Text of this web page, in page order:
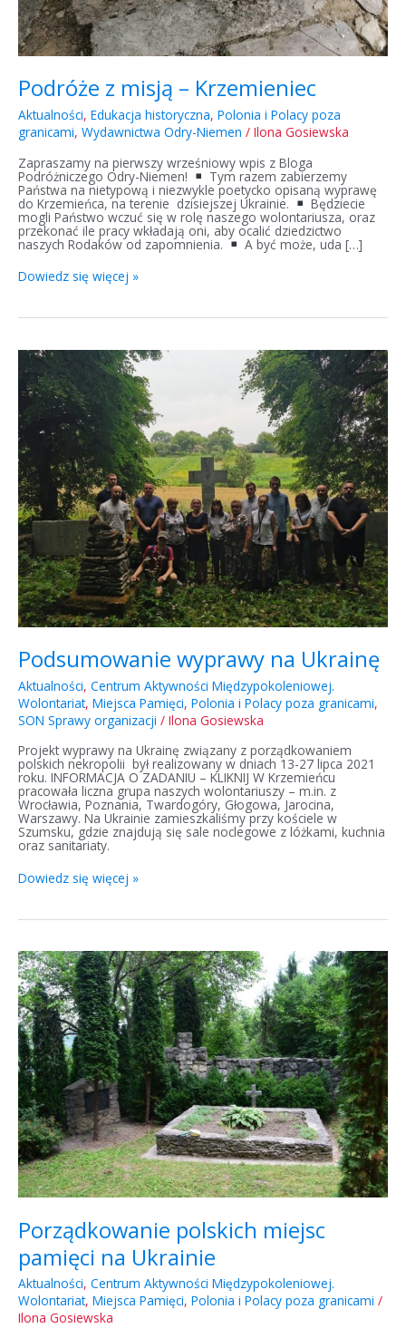
Podróże z misją – Krzemieniec
Aktualności, Edukacja historyczna, Polonia i Polacy poza
granicami, Wydawnictwa Odry-Niemen / Ilona Gosiewska
Zapraszamy na pierwszy wrześniowy wpis z Bloga
Podróżniczego Odry-Niemen! Tym razem zabierzemy
Państwa na nietypową i niezwykle poetycko opisaną wyprawę
do Krzemieńca, na terenie dzisiejszej Ukrainie. Będziecie
mogli Państwo wczuć się w rolę naszego wolontariusza, oraz
przekonać ile pracy wkładają oni, aby ocalić dziedzictwo
naszych Rodaków od zapomnienia. A być może, uda […]
Dowiedz się więcej »
Podsumowanie wyprawy na Ukrainę
Aktualności, Centrum Aktywności Międzypokoleniowej.
Wolontariat, Miejsca Pamięci, Polonia i Polacy poza granicami,
SON Sprawy organizacji / Ilona Gosiewska
Projekt wyprawy na Ukrainę związany z porządkowaniem
polskich nekropolii był realizowany w dniach 13-27 lipca 2021
roku. INFORMACJA O ZADANIU – KLIKNIJ W Krzemieńcu
pracowała liczna grupa naszych wolontariuszy – m.in. z
Wrocławia, Poznania, Twardogóry, Głogowa, Jarocina,
Warszawy. Na Ukrainie zamieszkaliśmy przy kościele w
Szumsku, gdzie znajdują się sale noclegowe z lóżkami, kuchnia
oraz sanitariaty.
Podsumowanie
wyprawy
na
Ukrainę
Dowiedz się więcej »
Porządkowanie polskich miejsc
pamięci na Ukrainie
Aktualności, Centrum Aktywności Międzypokoleniowej.
Wolontariat, Miejsca Pamięci, Polonia i Polacy poza granicami /
Ilona Gosiewska
Porządkowanie
polskich
miejsc
pamięci
na
Ukrainie